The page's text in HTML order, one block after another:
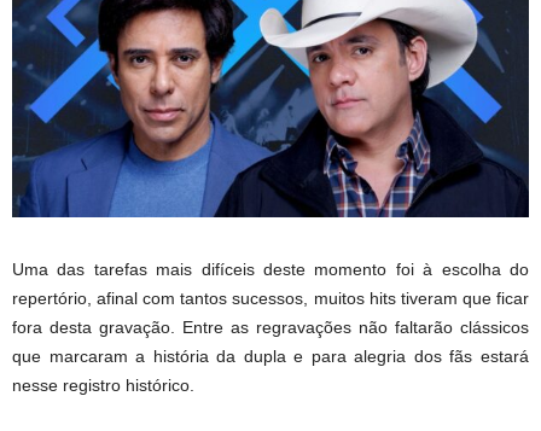
Uma das tarefas mais difíceis deste momento foi à escolha do
repertório, afinal com tantos sucessos, muitos hits tiveram que ficar
fora desta gravação. Entre as regravações não faltarão clássicos
que marcaram a história da dupla e para alegria dos fãs estará
nesse registro histórico.